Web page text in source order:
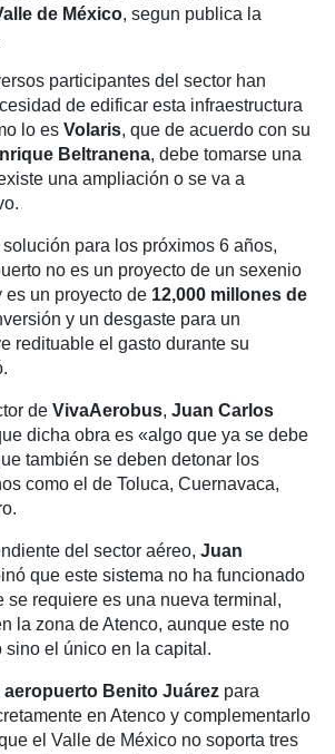
de México, segun publica la
participantes del sector han
de edificar esta infraestructura
lo es Volaris, que de acuerdo con su
Beltranena, debe tomarse una
una ampliación o se va a
para los próximos 6 años,
no es un proyecto de un sexenio
es un proyecto de 12,000 millones de
y un desgaste para un
redituable el gasto durante su
de VivaAerobus, Juan Carlos
dicha obra es «algo que ya se debe
también se deben detonar los
como el de Toluca, Cuernavaca,
del sector aéreo, Juan
que este sistema no ha funcionado
se requiere es una nueva terminal,
la zona de Atenco, aunque este no
sino el único en la capital.
aeropuerto Benito Juárez para
en Atenco y complementarlo
el Valle de México no soporta tres